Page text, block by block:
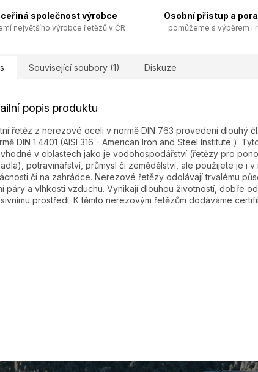
společnost výrobce
největšího výrobce řetězů v ČR
Osobní přístup a
pomůžeme s výběrem i
Související soubory (1) Diskuze
popis produktu
řetěz z nerezové oceli v normě DIN 763 provedení dlouhý
DIN 1.4401 (AISI 316 - American Iron and Steel Institute ).
v oblastech jako je vodohospodářství (řetězy pro
potravinářství, průmysl či zemědělství, ale použijete je i v
či na zahrádce. Nerezové řetězy odolávají trvalému
páry a vlhkosti vzduchu. Vynikají dlouhou životností, dobře
prostředí. K těmto nerezovým řetězům dodáváme